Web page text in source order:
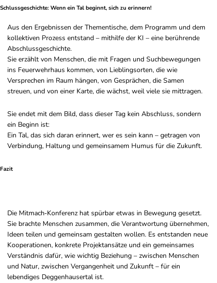
Schlussgeschichte: Wenn ein Tal beginnt, sich zu erinnern!
Aus den Ergebnissen der Thementische, dem Programm und dem
kollektiven Prozess entstand – mithilfe der KI – eine berührende
Abschlussgeschichte.
Sie erzählt von Menschen, die mit Fragen und Suchbewegungen
ins Feuerwehrhaus kommen, von Lieblingsorten, die wie
Versprechen im Raum hängen, von Gesprächen, die Samen
streuen, und von einer Karte, die wächst, weil viele sie mittragen.
Sie endet mit dem Bild, dass dieser Tag kein Abschluss, sondern
ein Beginn ist:
Ein Tal, das sich daran erinnert, wer es sein kann – getragen von
Verbindung, Haltung und gemeinsamem Humus für die Zukunft.
Fazit
Die Mitmach‑Konferenz hat spürbar etwas in Bewegung gesetzt.
Sie brachte Menschen zusammen, die Verantwortung übernehmen,
Ideen teilen und gemeinsam gestalten wollen. Es entstanden neue
Kooperationen, konkrete Projektansätze und ein gemeinsames
Verständnis dafür, wie wichtig Beziehung – zwischen Menschen
und Natur, zwischen Vergangenheit und Zukunft – für ein
lebendiges Deggenhausertal ist.